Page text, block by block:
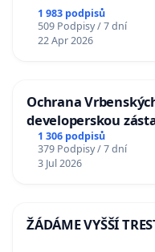
1 983 podpisů
509 Podpisy / 7 dní
22 Apr 2026
Ochrana
developerskou
1 306 podpisů
379 Podpisy / 7 dní
3 Jul 2026
ŽÁDÁME VYŠŠÍ